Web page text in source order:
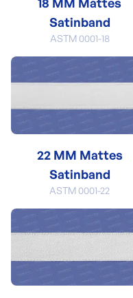
18 MM Mattes
Satinband
ASTM 0001-18
22 MM Mattes
Satinband
ASTM 0001-22